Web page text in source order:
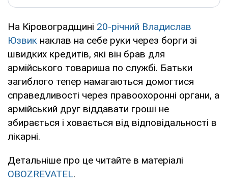
На Кіровоградщині 20-річний Владислав
Юзвик наклав на себе руки через борги зі
швидких кредитів, які він брав для
армійського товариша по службі. Батьки
загиблого тепер намагаються домогтися
справедливості через правоохоронні органи, а
армійський друг віддавати гроші не
збирається і ховається від відповідальності в
лікарні.
Детальніше про це читайте в матеріалі
OBOZREVATEL.